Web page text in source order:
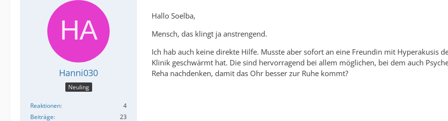
Hanni030
Neuling
Reaktionen
4
Beiträge
23
Hallo Soelba,
Mensch, das klingt ja anstrengend.
Ich hab auch keine direkte Hilfe. Musste aber sofort an eine Freundin mit Hyperakusis
Klinik geschwärmt hat. Die sind hervorragend bei allem möglichen, bei dem auch
Reha nachdenken, damit das Ohr besser zur Ruhe kommt?